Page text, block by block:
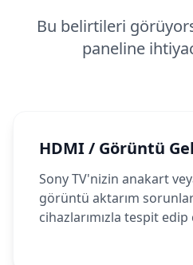
Bu belirtileri
paneline
HDMI / Görüntü
Sony TV'nizin anakart
görüntü aktarım
cihazlarımızla tespit